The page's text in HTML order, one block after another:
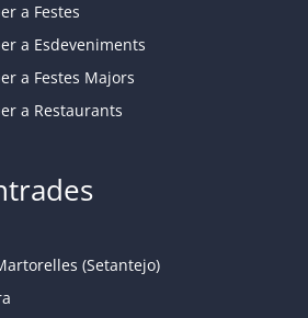
a Festes
a Esdeveniments
a Festes Majors
a Restaurants
(Setantejo)